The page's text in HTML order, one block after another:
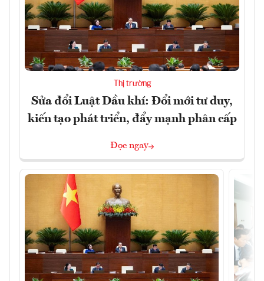
Thị trường
Sửa đổi Luật Dầu khí: Đổi mới tư duy,
kiến tạo phát triển, đẩy mạnh phân cấp
Đọc ngay